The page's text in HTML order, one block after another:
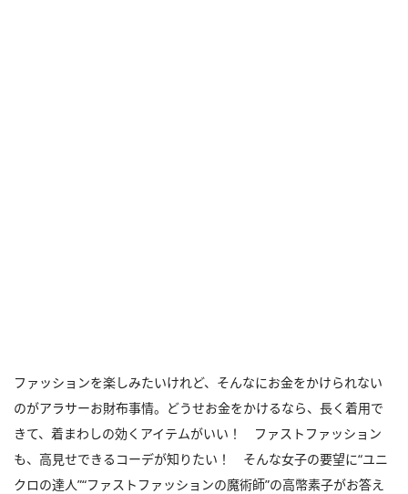
ファッションを楽しみたいけれど、そんなにお金をかけられない
のがアラサーお財布事情。どうせお金をかけるなら、長く着用で
きて、着まわしの効くアイテムがいい！ ファストファッション
も、高見せできるコーデが知りたい！ そんな女子の要望に“ユニ
クロの達人”“ファストファッションの魔術師”の高幣素子がお答え